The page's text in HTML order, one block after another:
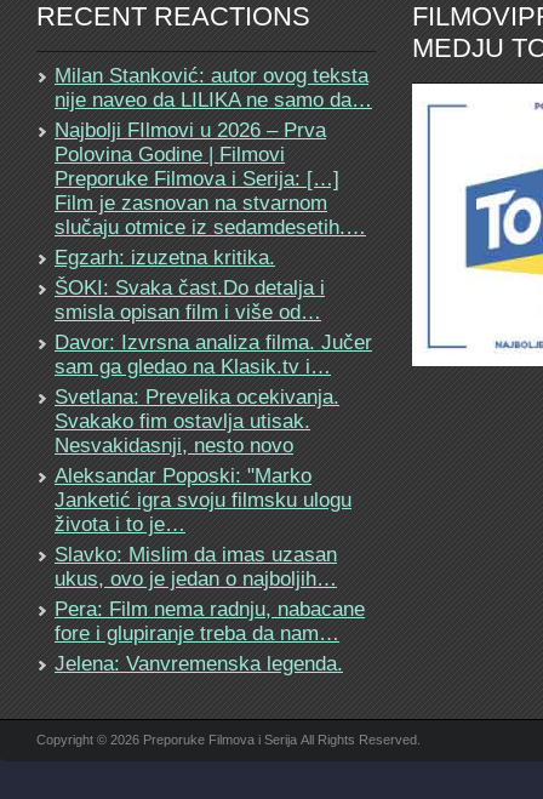
RECENT REACTIONS
Milan Stanković: autor ovog teksta
nije naveo da LILIKA ne samo da…
Najbolji FIlmovi u 2026 – Prva
Polovina Godine | Filmovi
Preporuke Filmova i Serija: […]
Film je zasnovan na stvarnom
slučaju otmice iz sedamdesetih.…
Egzarh: izuzetna kritika.
ŠOKI: Svaka čast.Do detalja i
smisla opisan film i više od…
Davor: Izvrsna analiza filma. Jučer
sam ga gledao na Klasik.tv i…
Svetlana: Prevelika ocekivanja.
Svakako fim ostavlja utisak.
Nesvakidasnji, nesto novo
Aleksandar Poposki: "Marko
Janketić igra svoju filmsku ulogu
života i to je…
Slavko: Mislim da imas uzasan
ukus, ovo je jedan o najboljih…
Pera: Film nema radnju, nabacane
fore i glupiranje treba da nam…
Jelena: Vanvremenska legenda.
MEDJU
Copyright © 2026 Preporuke Filmova i Serija All Rights Reserved.